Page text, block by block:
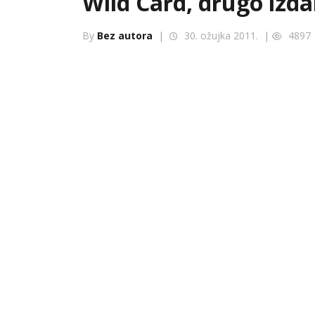
By Bez autora | 30. ožujka 2011. | 4897